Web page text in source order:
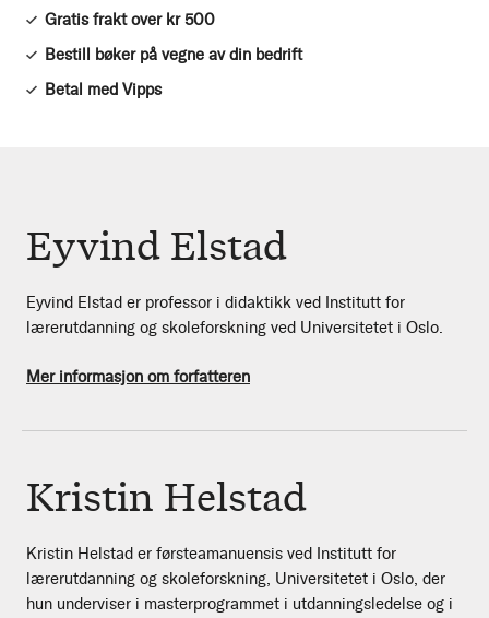
Gratis frakt over kr 500
Bestill bøker på vegne av din bedrift
Betal med Vipps
Eyvind Elstad
Eyvind Elstad er professor i didaktikk ved Institutt for
lærerutdanning og skoleforskning ved Universitetet i Oslo.
Mer informasjon om forfatteren
Kristin Helstad
Kristin Helstad er førsteamanuensis ved Institutt for
lærerutdanning og skoleforskning, Universitetet i Oslo, der
hun underviser i masterprogrammet i utdanningsledelse og i